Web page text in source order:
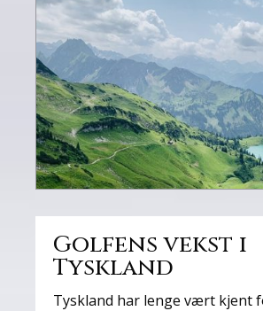
Golfens vekst i
Tyskland
Tyskland har lenge vært kjent